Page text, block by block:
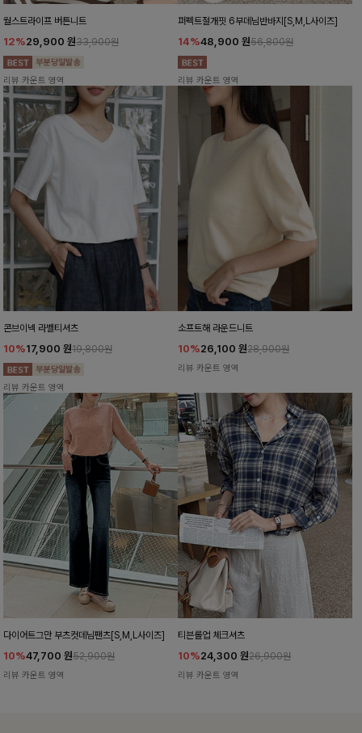
월스트라이프 버튼니트
12%29,900 원33,900원
리뷰 카운트 영역
퍼펙트절개핏 6부데님반바지[S,M,L사이즈]
14%48,900 원56,800원
리뷰 카운트 영역
콘브이넥 라벨티셔츠
10%17,900 원19,800원
리뷰 카운트 영역
소프트해 라운드니트
10%26,100 원28,900원
리뷰 카운트 영역
다이어트그만 부츠컷데님팬츠[S,M,L사이즈]
10%47,700 원52,900원
리뷰 카운트 영역
티븐롤업 체크셔츠
10%24,300 원26,900원
리뷰 카운트 영역